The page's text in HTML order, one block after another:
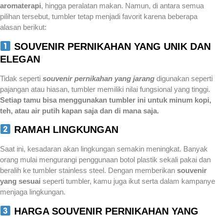
aromaterapi, hingga peralatan makan. Namun, di antara semua
pilihan tersebut, tumbler tetap menjadi favorit karena beberapa
alasan berikut:
SOUVENIR PERNIKAHAN YANG UNIK DAN
ELEGAN
Tidak seperti souvenir pernikahan yang jarang digunakan seperti
pajangan atau hiasan, tumbler memiliki nilai fungsional yang tinggi.
Setiap tamu bisa menggunakan tumbler ini untuk minum kopi,
teh, atau air putih kapan saja dan di mana saja.
RAMAH LINGKUNGAN
Saat ini, kesadaran akan lingkungan semakin meningkat. Banyak
orang mulai mengurangi penggunaan botol plastik sekali pakai dan
beralih ke tumbler stainless steel. Dengan memberikan souvenir
yang sesuai seperti tumbler, kamu juga ikut serta dalam kampanye
menjaga lingkungan.
HARGA SOUVENIR PERNIKAHAN YANG